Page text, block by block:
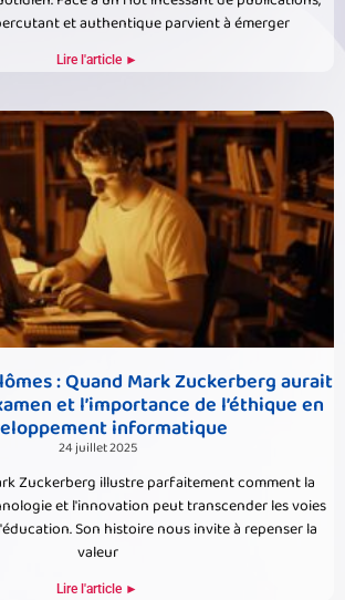
et authentique parvient à émerger
Lire l'article ►
: Quand Mark Zuckerberg aurait
et l’importance de l’éthique en
informatique
24 juillet 2025
Zuckerberg illustre parfaitement comment la
et l'innovation peut transcender les voies
Son histoire nous invite à repenser la
valeur
Lire l'article ►